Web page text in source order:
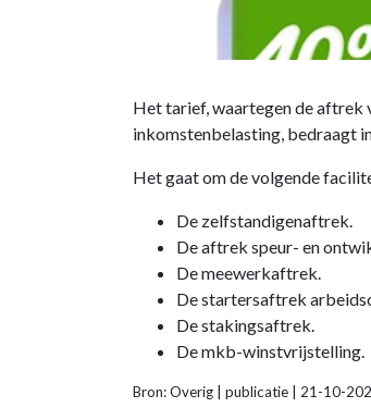
Het tarief, waartegen de aftrek
inkomstenbelasting, bedraagt
Het gaat om de volgende
De zelfstandigenaftrek.
De aftrek speur- en
De meewerkaftrek.
De startersaftrek
De stakingsaftrek.
De mkb-winstvrijstelling.
Bron: Overig | publicatie | 21-10-